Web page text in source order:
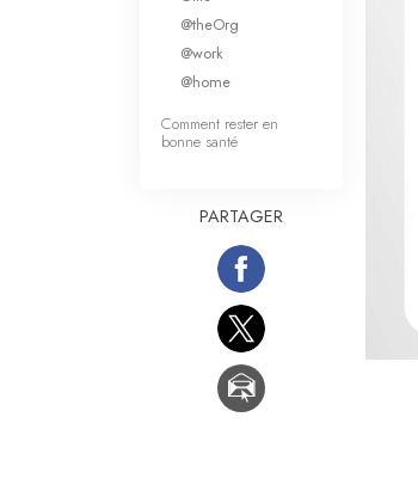
@theOrg
@work
@home
Comment rester en
bonne santé
PARTAGER